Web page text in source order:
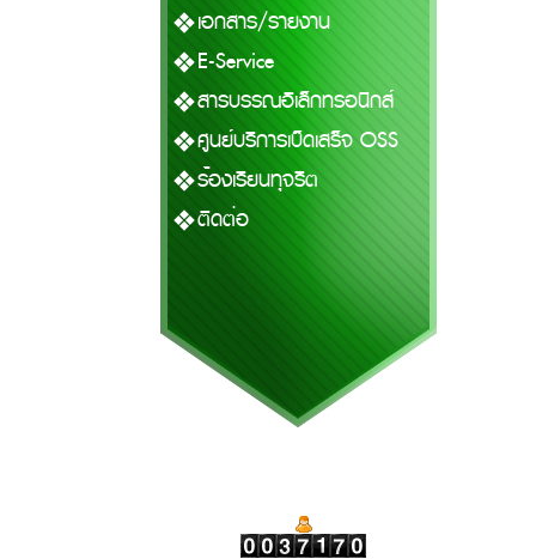
เอกสาร/รายงาน
E-Service
สารบรรณอิเล็กทรอนิกส์
ศูนย์บริการเบ็ดเสร็จ OSS
ร้องเรียนทุจริต
ติดต่อ